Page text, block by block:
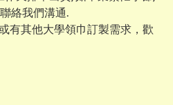
絡我們溝通.
有其他大學領巾訂製需求，歡